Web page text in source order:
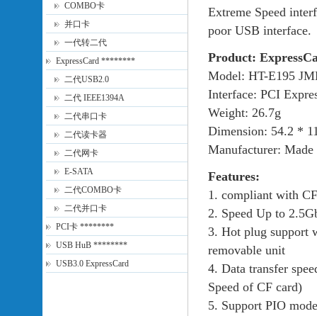
COMBO卡
并口卡
一代转二代
ExpressCard ********
二代USB2.0
二代 IEEE1394A
二代串口卡
二代读卡器
二代网卡
E-SATA
二代COMBO卡
二代并口卡
PCI卡 ********
USB HuB ********
USB3.0 ExpressCard
Extreme Speed
poor USB interface.
Product:
Model: HT-E195
Interface: PCI
Weight: 26.7g
Dimension: 54.2 *
Manufacturer:
Features:
1. compliant with
2. Speed Up to
3. Hot plug support
removable unit
4. Data transfer
Speed of CF card)
5. Support PIO